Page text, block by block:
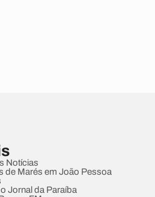
Notícias
de Marés em João Pessoa
Jornal da Paraíba